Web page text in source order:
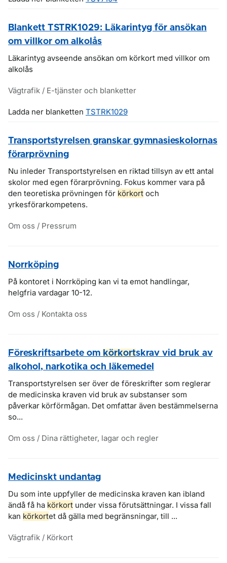
Blankett TSTRK1029: Läkarintyg för ansökan
om villkor om alkolås
Läkarintyg avseende ansökan om körkort med villkor om
alkolås
Vägtrafik / E-tjänster och blanketter
Ladda ner blanketten TSTRK1029
Transportstyrelsen granskar gymnasieskolornas
förarprövning
Nu inleder Transportstyrelsen en riktad tillsyn av ett antal
skolor med egen förarprövning. Fokus kommer vara på
den teoretiska prövningen för körkort och
yrkesförarkompetens.
Om oss / Pressrum
Norrköping
På kontoret i Norrköping kan vi ta emot handlingar,
helgfria vardagar 10-12.
Om oss / Kontakta oss
Föreskriftsarbete om körkortskrav vid bruk av
alkohol, narkotika och läkemedel
Transportstyrelsen ser över de föreskrifter som reglerar
de medicinska kraven vid bruk av substanser som
påverkar körförmågan. Det omfattar även bestämmelserna
so...
Om oss / Dina rättigheter, lagar och regler
Medicinskt undantag
Du som inte uppfyller de medicinska kraven kan ibland
ändå få ha körkort under vissa förutsättningar. I vissa fall
kan körkortet då gälla med begränsningar, till ...
Vägtrafik / Körkort